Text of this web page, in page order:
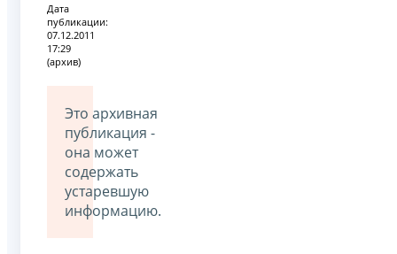
Дата
публикации:
07.12.2011
17:29
(архив)
Это архивная
публикация -
она может
содержать
устаревшую
информацию.